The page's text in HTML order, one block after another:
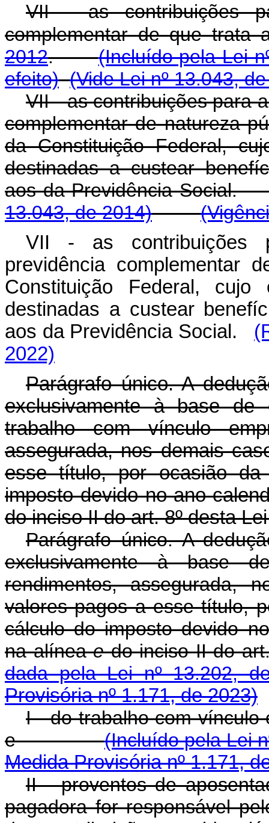
VII - as contribuições
complementar de que trata
2012.(Incluído pela Lei
efeito) (Vide Lei nº 13.043,
VII - as contribuições para
complementar de natureza
da Constituição Federal,
destinadas a custear
aos da Previdência
13.043, de 2014)
VII - as contribuições
previdência
Constituição Federal,
destinadas a custear
aos da Previdência Social.
2022)
Parágrafo único. A
exclusivamente à base de
trabalho com vínculo
assegurada, nos demais
esse título, por ocasião
imposto devido no ano-
do inciso II do art. 8º desta
Parágrafo único. A
exclusivamente à base
rendimentos, assegurada,
valores pagos a esse título,
cálculo do imposto devido
na alíneaedo inciso II do
dada pela Lei nº 13.202,
Provisória nº 1.171, de 2023)
I - do trabalho com vínculo
e(Incluído pela Lei
Medida Provisória nº 1.171,
II - proventos de
pagadora for responsável